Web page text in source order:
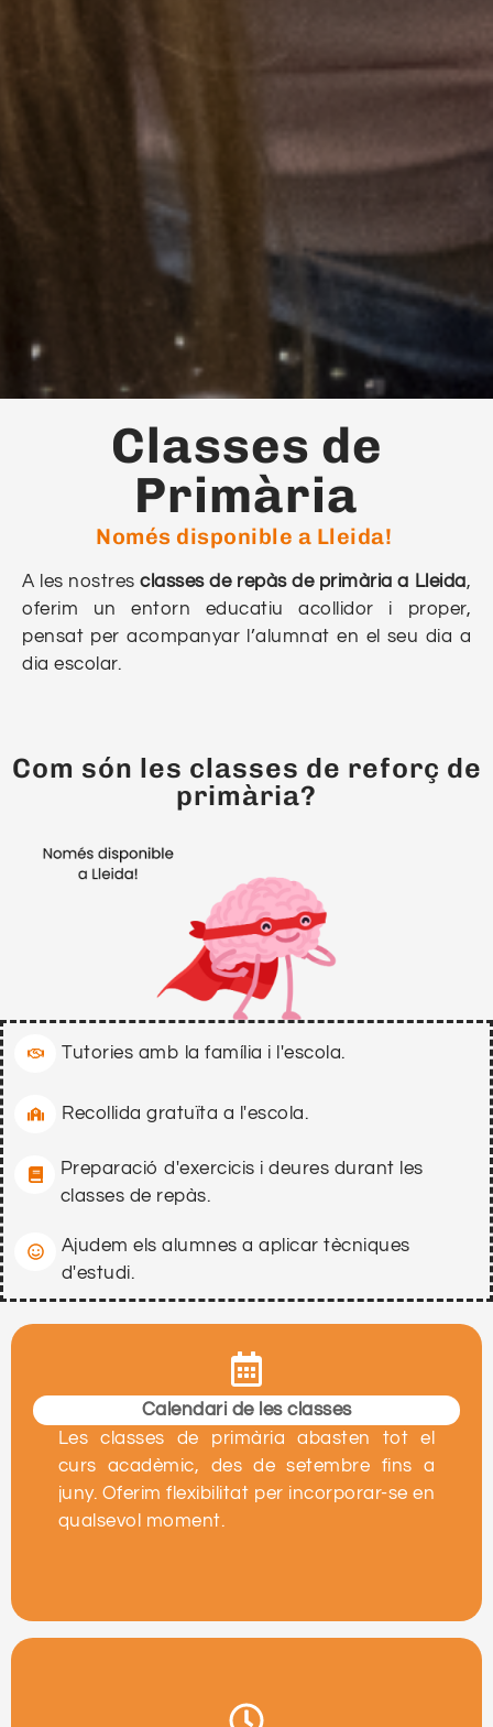
Classes de
Primària
Només disponible a Lleida!
A les nostresclasses de repàs de primària a Lleida,
oferim un entorn educatiu acollidor i proper,
pensat per acompanyar l’alumnat en el seu dia a
dia escolar.
Com són les classes de reforç de
primària?
Tutories amb la família i l'escola.
Recollida gratuïta a l'escola.
Preparació d'exercicis i deures durant les
classes de repàs.
Ajudem els alumnes a aplicar tècniques
d'estudi.
Calendari de les classes
Les classes de primària abasten tot el
curs acadèmic, des de setembre fins a
juny. Oferim flexibilitat per incorporar-se en
qualsevol moment.